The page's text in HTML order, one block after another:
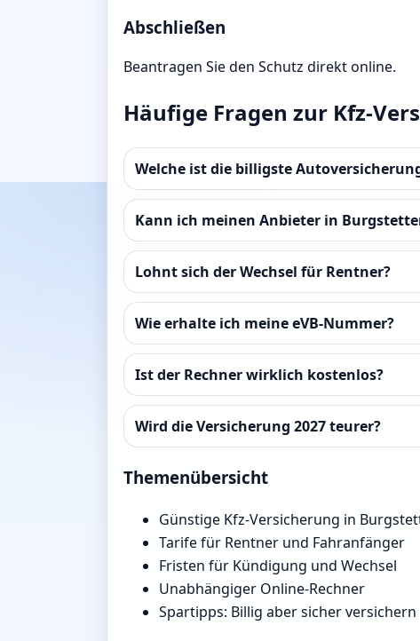
Abschließen
Beantragen Sie den Schutz direkt online.
Häufige Fragen zur Kfz-
Welche ist die billigste
Kann ich meinen Anbieter in
Lohnt sich der Wechsel für Rentner?
Wie erhalte ich meine eVB-Nummer?
Ist der Rechner wirklich kostenlos?
Wird die Versicherung 2027 teurer?
Themenübersicht
Günstige Kfz-Versicherung in
Tarife für Rentner und Fahranfänger
Fristen für Kündigung und Wechsel
Unabhängiger Online-Rechner
Spartipps: Billig aber sicher versichern